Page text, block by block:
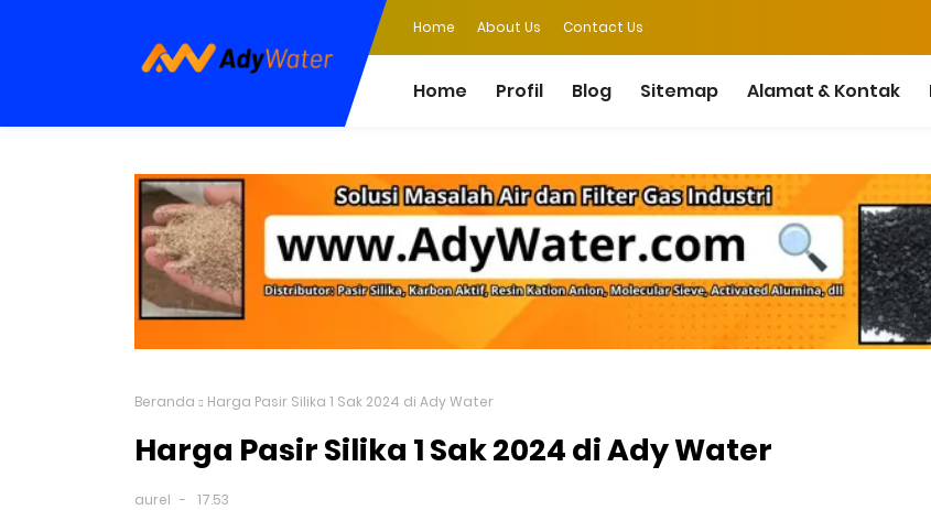
Home About Us Contact Us
Home Profil Blog Sitemap Alamat & Kontak
Beranda Harga Pasir Silika 1 Sak 2024 di Ady Water
Harga Pasir Silika 1 Sak 2024 di Ady Water
aurel 17.53